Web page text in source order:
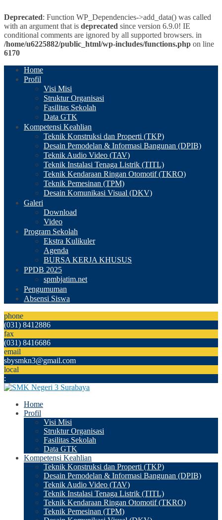
Deprecated: Function WP_Dependencies->add_data() was called
with an argument that is deprecated since version 6.9.0! IE
conditional comments are ignored by all supported browsers. in
/home/u6225882/public_html/wp-includes/functions.php on line
6170
Home
Profil
Visi Misi
Struktur Organisasi
Fasilitas Sekolah
Data GTK
Kompetensi Keahlian
Teknik Konstruksi dan Properti (TKP)
Desain Pemodelan & Informasi Bangunan (DPIB)
Teknik Audio Video (TAV)
Teknik Instalasi Tenaga Listrik (TITL)
Teknik Kendaraan Ringan Otomotif (TKRO)
Teknik Pemesinan (TPM)
Desain Komunikasi Visual (DKV)
Galeri
Download
Video
Program Sekolah
Ekstra Kulikuler
Agenda
BURSA KERJA KHUSUS
PPDB 2025
spmbjatim.net
Pengumuman
Absensi Siswa
phone
(031) 8412886
fax
(031) 8416686
email
sbysmkn3@gmail.com
local
:
Home
Profil
Visi Misi
Struktur Organisasi
Fasilitas Sekolah
Data GTK
Kompetensi Keahlian
Teknik Konstruksi dan Properti (TKP)
Desain Pemodelan & Informasi Bangunan (DPIB)
Teknik Audio Video (TAV)
Teknik Instalasi Tenaga Listrik (TITL)
Teknik Kendaraan Ringan Otomotif (TKRO)
Teknik Pemesinan (TPM)